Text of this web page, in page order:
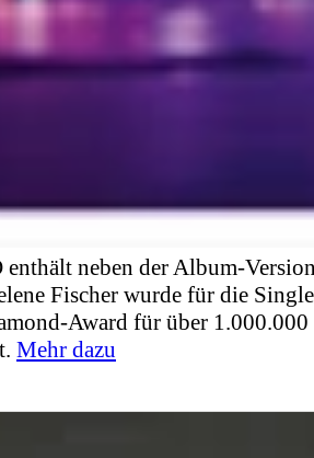
neben der Album-
Fischer wurde für die
Award für über 1.000.000
Mehr dazu